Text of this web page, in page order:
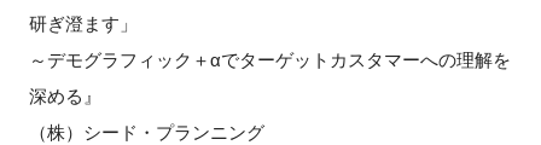
研ぎ澄ます」
～デモグラフィック＋αでターゲットカスタマーへの理解を
深める』
（株）シード・プランニング